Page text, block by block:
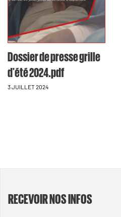
Dossier de presse grille
d'été 2024.pdf
3 JUILLET 2024
RECEVOIR NOS INFOS